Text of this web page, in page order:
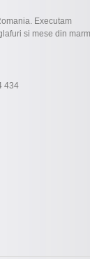
Executam
si mese din
434